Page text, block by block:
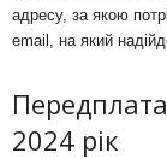
адресу, за якою
email, на який
2024 рік